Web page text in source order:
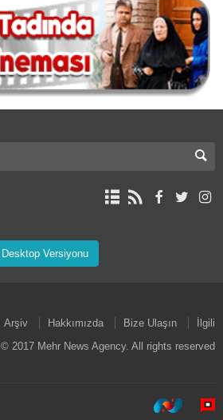
Desktop Versiyonu
Arşiv Hakkımızda Bize Ulaşın
İlgili
© 2017 Mehr News Agency. All rights reserved